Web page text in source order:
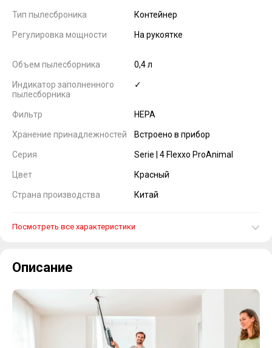
Тип пылесброника Контейнер
Регулировка мощности На рукоятке
Объем пылесборника 0,4 л
Индикатор заполненного
пылесборника
✓
Фильтр HEPA
Хранение принадлежностей Встроено в прибор
Серия Serie | 4 Flexxo ProAnimal
Цвет Красный
Страна производства Китай
Посмотреть все характеристики
Описание